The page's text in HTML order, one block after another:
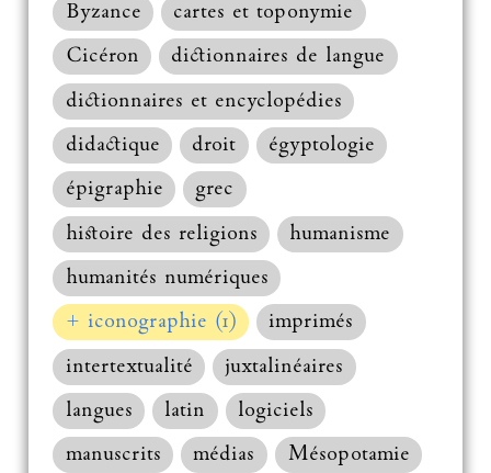
Byzance
cartes et toponymie
Cicéron
dictionnaires de langue
dictionnaires et encyclopédies
didactique
droit
égyptologie
épigraphie
grec
histoire des religions
humanisme
humanités numériques
+ iconographie (1)
imprimés
intertextualité
juxtalinéaires
langues
latin
logiciels
manuscrits
médias
Mésopotamie